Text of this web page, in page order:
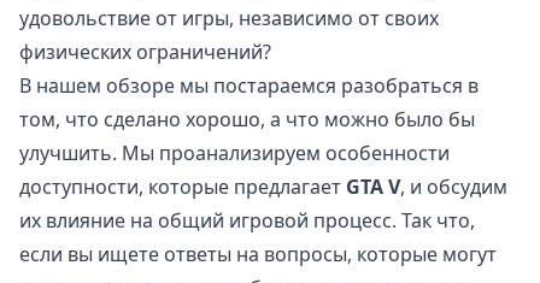
удовольствие от игры, независимо от своих
физических ограничений?
В нашем обзоре мы постараемся разобраться в
том, что сделано хорошо, а что можно было бы
улучшить. Мы проанализируем особенности
доступности, которые предлагает GTA V, и обсудим
их влияние на общий игровой процесс. Так что,
если вы ищете ответы на вопросы, которые могут